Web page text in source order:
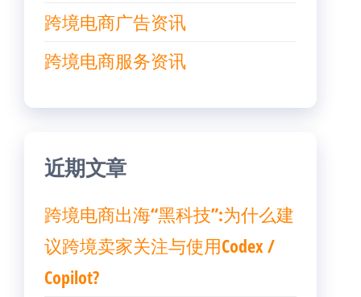
跨境电商广告资讯
跨境电商服务资讯
近期文章
跨境电商出海“黑科技”:为什么建
议跨境卖家关注与使用Codex /
Copilot?